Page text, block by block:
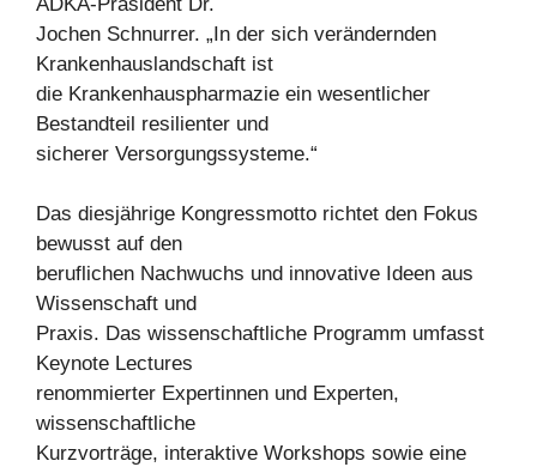
Jochen Schnurrer. „In der sich verändernden
Krankenhauslandschaft ist
die Krankenhauspharmazie ein wesentlicher
Bestandteil resilienter und
sicherer Versorgungssysteme.“
Das diesjährige Kongressmotto richtet den Fokus
bewusst auf den
beruflichen Nachwuchs und innovative Ideen aus
Wissenschaft und
Praxis. Das wissenschaftliche Programm umfasst
Keynote Lectures
renommierter Expertinnen und Experten,
wissenschaftliche
Kurzvorträge, interaktive Workshops sowie eine